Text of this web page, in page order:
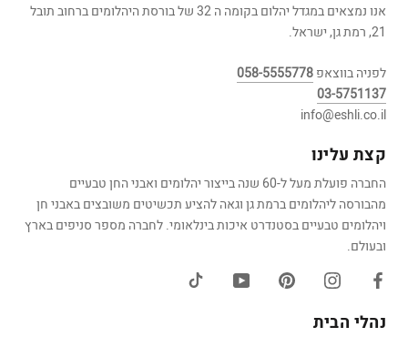
אנו נמצאים במגדל יהלום בקומה ה 32 של בורסת היהלומים ברחוב תובל
21, רמת גן, ישראל.
לפניה בווצאפ058-5555778
03-5751137
info@eshli.co.il
קצת עלינו
החברה פועלת מעל ל-60 שנה בייצור יהלומים ואבני החן טבעיים
מהבורסה ליהלומים ברמת גן וגאה להציע תכשיטים משובצים באבני חן
ויהלומים טבעיים בסטנדרט איכות בינלאומי. לחברה מספר סניפים בארץ
ובעולם.
נהלי הבית